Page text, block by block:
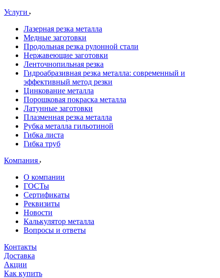
Услуги
Лазерная резка металла
Медные заготовки
Продольная резка рулонной стали
Нержавеющие заготовки
Ленточнопильная резка
Гидроабразивная резка металла: современный и
эффективный метод резки
Цинкование металла
Порошковая покраска металла
Латунные заготовки
Плазменная резка металла
Рубка металла гильотиной
Гибка листа
Гибка труб
Компания
О компании
ГОСТы
Сертификаты
Реквизиты
Новости
Калькулятор металла
Вопросы и ответы
Контакты
Доставка
Акции
Как купить